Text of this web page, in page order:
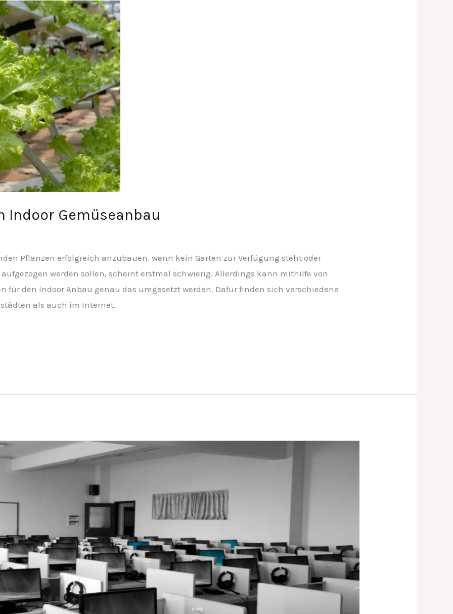
Indoor Gemüseanbau
Pflanzen erfolgreich anzubauen, wenn kein Garten zur Verfügung steht oder
werden sollen, scheint erstmal schwierig. Allerdings kann mithilfe von
für den Indoor Anbau genau das umgesetzt werden. Dafür finden sich verschiedene
als auch im Internet.